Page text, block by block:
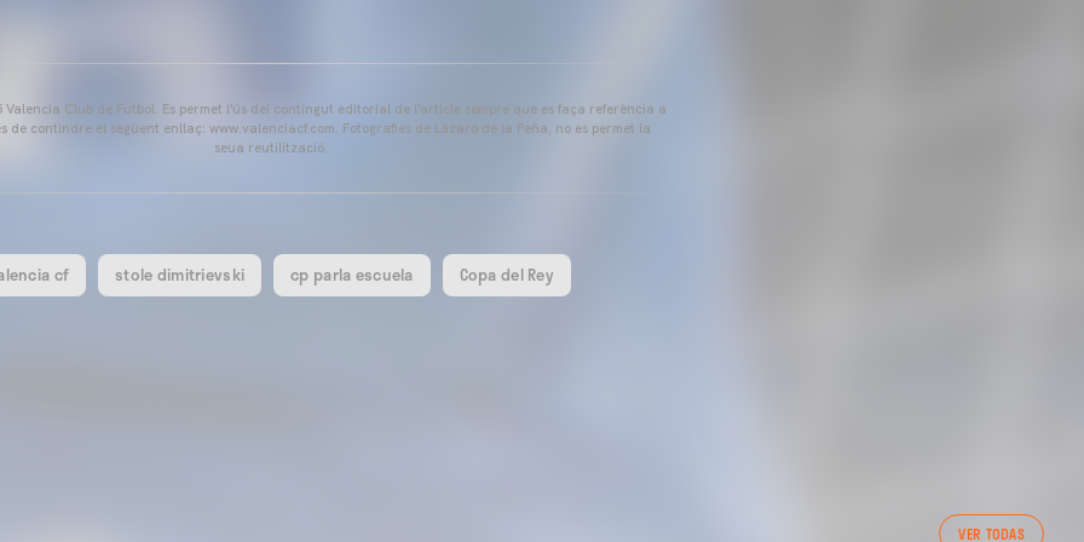
Valencia Club de Futbol. Es permet l'ús del contingut editorial de l'article sempre que es faça referència a
de contindre el següent enllaç: www.valenciacf.com. Fotografies de Lázaro de la Peña, no es permet la
seua reutilització.
cf stole dimitrievski cp parla escuela Copa del Rey
VER TODAS